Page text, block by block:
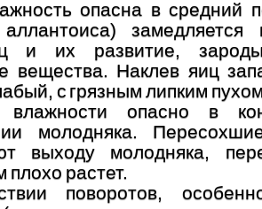
опасна в средний
и их развитие,
вещества. Наклев яиц
с грязным липким
влажности опасно в
молодняка.
выходу молодняка,
растет.
поворотов,